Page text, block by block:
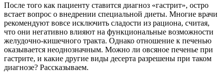
После того как пациенту ставится диагноз «гастрит», остро
встает вопрос о внедрении специальной диеты. Многие врачи
рекомендуют вовсе исключить сладости из рациона, считая,
что они негативно влияют на функциональные возможности
желудочно-кишечного тракта. Однако отношение к печенью
оказывается неоднозначным. Можно ли овсяное печенье при
гастрите, и какие другие виды десерта разрешены при таком
диагнозе? Рассказываем.